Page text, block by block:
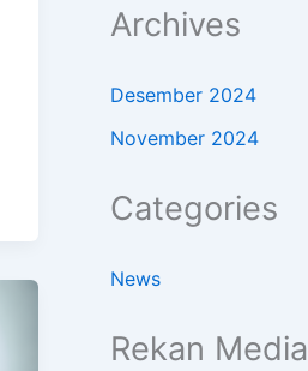
Archives
Desember 2024
November 2024
Categories
News
Rekan Media